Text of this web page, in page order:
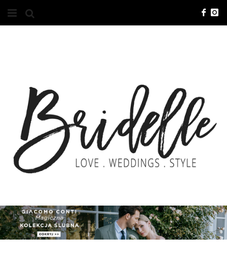
O NAS
KONTAKT
REKLAMA
ADVERTISING
ZGŁOSZENIA